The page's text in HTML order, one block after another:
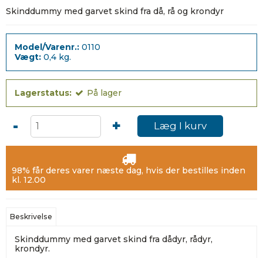
Skinddummy med garvet skind fra då, rå og krondyr
Model/Varenr.: 0110
Vægt: 0,4 kg.
Lagerstatus: På lager
- + Læg I kurv
98% får deres varer næste dag, hvis der bestilles inden
kl. 12.00
Beskrivelse
Skinddummy med garvet skind fra dådyr, rådyr,
krondyr.